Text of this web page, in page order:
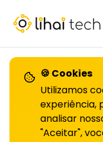
LiHai - Página inicial
VOLTAR PARA O
Tipos
🍪 Cookies
Utilizamos
experiência,
analisar
"Aceitar",